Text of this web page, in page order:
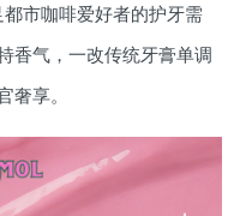
市咖啡爱好者的护牙需
香气，一改传统牙膏单调
享。